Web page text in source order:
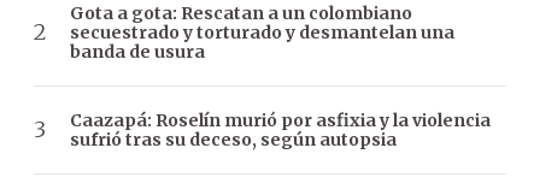
Gota a gota: Rescatan a un colombiano
secuestrado y torturado y desmantelan una
banda de usura
Caazapá: Roselín murió por asfixia y la violencia
sufrió tras su deceso, según autopsia